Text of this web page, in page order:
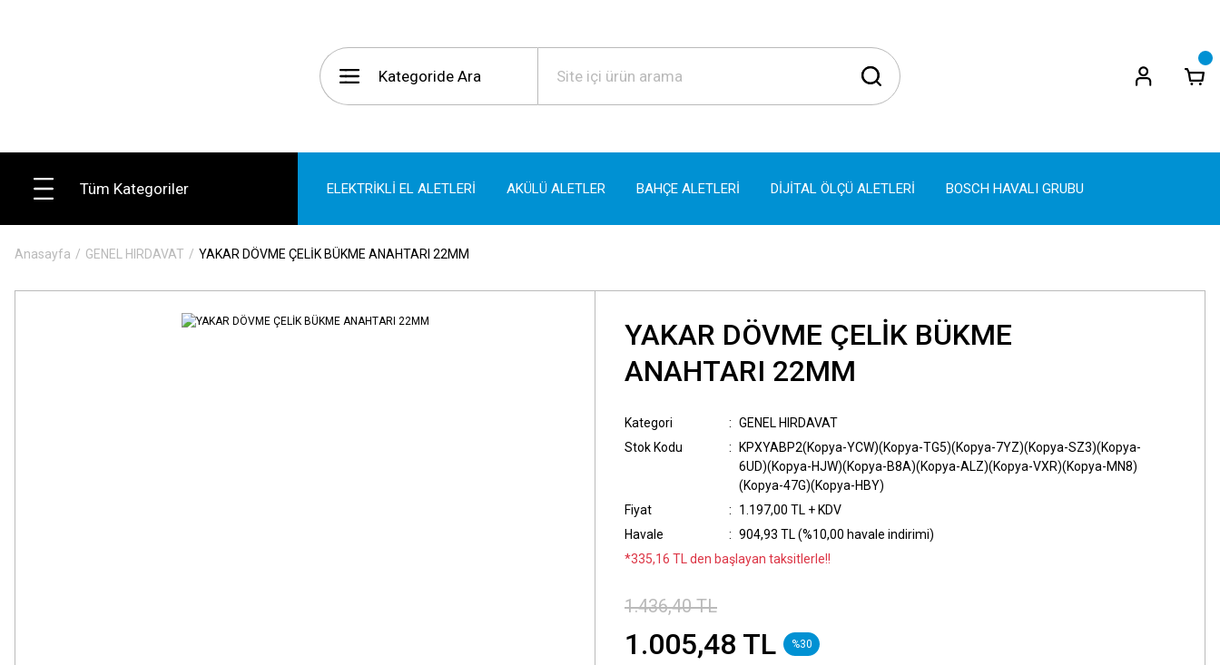
Tüm Kategoriler ELEKTRİKLİ EL ALETLERİ AKÜLÜ ALETLER BAHÇE ALETLERİ DİJİTAL ÖLÇÜ ALETLERİ BOSCH HAVALI GRUBU
Anasayfa GENEL HIRDAVAT YAKAR DÖVME ÇELİK BÜKME ANAHTARI 22MM
YAKAR DÖVME ÇELİK BÜKME
ANAHTARI 22MM
Kategori
GENEL HIRDAVAT
Stok Kodu
KPXYABP2(Kopya-YCW)(Kopya-TG5)(Kopya-7YZ)(Kopya-SZ3)(Kopya-
6UD)(Kopya-HJW)(Kopya-B8A)(Kopya-ALZ)(Kopya-VXR)(Kopya-MN8)
(Kopya-47G)(Kopya-HBY)
Fiyat
1.197,00 TL + KDV
Havale
904,93 TL (%10,00 havale indirimi)
*335,16 TL den başlayan taksitlerle!!
1.436,40 TL
1.005,48 TL %30